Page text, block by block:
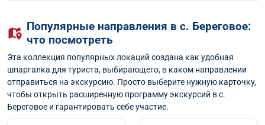
Популярные направления в с. Береговое:
что посмотреть
Эта коллекция популярных локаций создана как удобная
шпаргалка для туриста, выбирающего, в каком направлении
отправиться на экскурсию. Просто выберите нужную карточку,
чтобы открыть расширенную программу экскурсий в с.
Береговое и гарантировать себе участие.